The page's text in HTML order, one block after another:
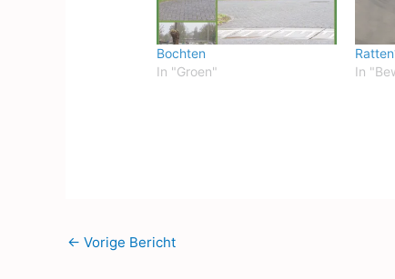
Bochten
In "Groen"
In
← Vorige Bericht